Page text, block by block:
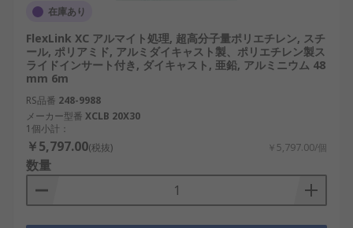
在庫あり
FlexLink XC アルマイト処理, 超高分子量ポリエチレン, スチ
ール, ポリアミド, アルミダイキャスト製、ポリエチレン製ス
ライドインサート付き, ダイキャスト, 亜鉛, アルミニウム 48
mm 6m
RS品番 248-9988
メーカー型番 XCLB 20X30
1個小計：
￥5,797.00(税抜) ￥5,797.00/個
数量